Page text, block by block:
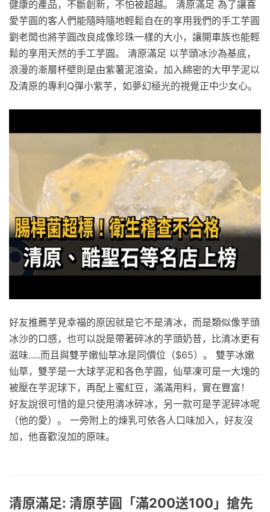
健康的產品，不斷創新，不怕被超越。 清原滿足 為了讓喜
愛芋圓的客人們能隨時隨地輕鬆自在的享用我們的手工芋圓
劉老闆也將芋圓改良成像珍珠一樣的大小，讓開車族也能輕
鬆的享用天然的手工芋圓。 清原滿足 以芋頭冰沙為基底，
浪漫的漸層杯壁則是由紫薯泥渲染，加入綿密的大甲芋泥以
及清原的專利Q彈小紫芋，如夢幻極光的視覺正中少女心。
好友推薦芋見幸福的原因就是它不是清冰，而是類似像芋頭
冰沙的口感，也可以說是帶著碎冰的芋頭奶昔，比清冰更有
滋味.....而且與雙芋嫩仙草冰是同價位（$65）。 雙芋冰嫩
仙草，雙芋是一大球芋泥和各色芋圓，仙草凍可是一大塊的
被壓在芋泥球下，再配上蜜紅豆，滿滿用料，實在豐富！
好友說很可惜的是只使用清冰碎冰，另一款可是芋泥碎冰呢
（他的愛）。 一旁附上的煉乳可依各人口味加入，好友沒
加，他喜歡沒加的原味。
清原滿足: 清原芋圓「滿200送100」搶先